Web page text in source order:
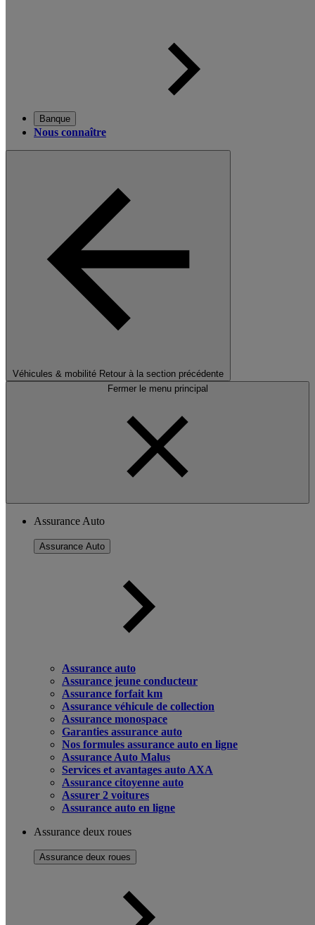
Banque
Nous connaître
Véhicules & mobilité Retour à la section précédente
Fermer le menu principal
Assurance Auto
Assurance Auto
Assurance auto
Assurance jeune conducteur
Assurance forfait km
Assurance véhicule de collection
Assurance monospace
Garanties assurance auto
Nos formules assurance auto en ligne
Assurance Auto Malus
Services et avantages auto AXA
Assurance citoyenne auto
Assurer 2 voitures
Assurance auto en ligne
Assurance deux roues
Assurance deux roues